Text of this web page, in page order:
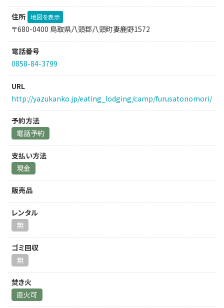
住所 地図を表示
〒680-0400 鳥取県八頭郡八頭町妻鹿野1572
電話番号
0858-84-3799
URL
http://yazukanko.jp/eating_lodging/camp/furusatonomori/
予約方法
電話予約
支払い方法
現金
販売品
レンタル
無
ゴミ回収
無
焚き火
直火可